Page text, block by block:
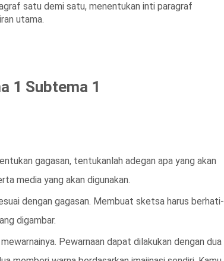
satu demi satu, menentukan inti paragraf
utama.
1 Subtema 1
gagasan, tentukanlah adegan apa yang akan
media yang akan digunakan.
dengan gagasan. Membuat sketsa harus berhati-
digambar.
Pewarnaan dapat dilakukan dengan dua